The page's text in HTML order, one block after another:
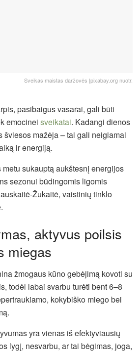
Sveikas maistas daržovės |pixabay.org nuotr.
pasibaigus vasarai, gali būti
emocinei sveikatai. Kadangi dienos
šviesos mažėja – tai gali neigiamai
ir energiją.
sukauptą aukštesnį energijos
sezonui būdingomis ligomis
Žukaitė, vaistinių tinklo
aktyvus poilsis
miegas
žmogaus kūno gebėjimą kovoti su
todėl labai svarbu turėti bent 6–8
kokybiško miego bei
yra vienas iš efektyviausių
lygį, nesvarbu, ar tai bėgimas, joga,